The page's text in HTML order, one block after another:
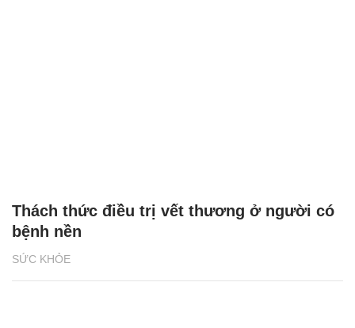
SỨC KHỎE
Thách thức điều trị vết thương ở người có
bệnh nền